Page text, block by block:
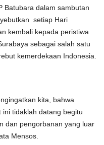
Batubara dalam sambutan
setiap Hari
kembali kepada peristiwa
sebagai salah satu
kemerdekaan Indonesia.
kita, bahwa
tidaklah datang begitu
dan pengorbanan yang luar
Mensos.